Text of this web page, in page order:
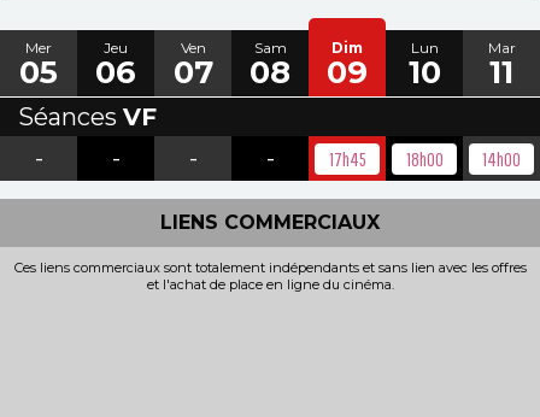
Mer
05
Jeu
06
Ven
07
Sam
08
Dim
09
Lun
10
Mar
11
Séances VF
-
- - - 17h45 18h00 14h00
LIENS COMMERCIAUX
Ces liens commerciaux sont totalement indépendants et sans lien avec les offres
et l'achat de place en ligne du cinéma.